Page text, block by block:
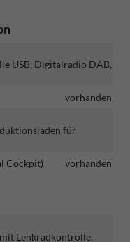
USB, Digitalradio DAB,
vorhanden
für
Cockpit)
vorhanden
Lenkradkontrolle,